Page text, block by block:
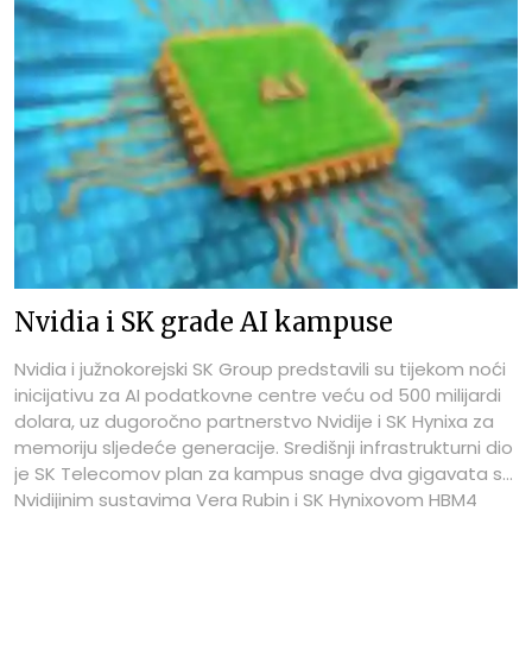
Nvidia i SK grade AI kampuse
Nvidia i južnokorejski SK Group predstavili su tijekom noći
inicijativu za AI podatkovne centre veću od 500 milijardi
dolara, uz dugoročno partnerstvo Nvidije i SK Hynixa za
memoriju sljedeće generacije. Središnji infrastrukturni dio
je SK Telecomov plan za kampus snage dva gigavata s
Nvidijinim sustavima Vera Rubin i SK Hynixovom HBM4